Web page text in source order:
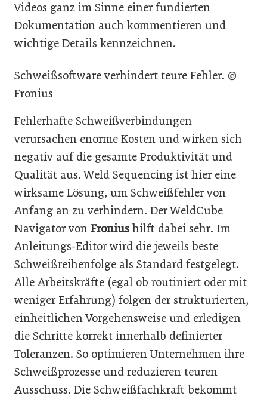
Videos ganz im Sinne einer fundierten
Dokumentation auch kommentieren und
wichtige Details kennzeichnen.
Schweißsoftware verhindert teure Fehler. ©
Fronius
Fehlerhafte Schweißverbindungen
verursachen enorme Kosten und wirken sich
negativ auf die gesamte Produktivität und
Qualität aus. Weld Sequencing ist hier eine
wirksame Lösung, um Schweißfehler von
Anfang an zu verhindern. Der WeldCube
Navigator von Fronius hilft dabei sehr. Im
Anleitungs-Editor wird die jeweils beste
Schweißreihenfolge als Standard festgelegt.
Alle Arbeitskräfte (egal ob routiniert oder mit
weniger Erfahrung) folgen der strukturierten,
einheitlichen Vorgehensweise und erledigen
die Schritte korrekt innerhalb definierter
Toleranzen. So optimieren Unternehmen ihre
Schweißprozesse und reduzieren teuren
Ausschuss. Die Schweißfachkraft bekommt